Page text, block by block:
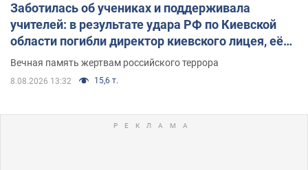
Заботилась об учениках и поддерживала
учителей: в результате удара РФ по Киевской
области погибли директор киевского лицея, её
муж и внук
Вечная память жертвам российского террора
8.08.2026 13:32 15,6 т.